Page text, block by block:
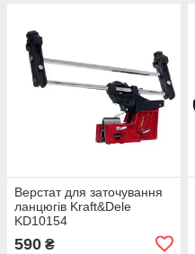
Верстат для заточування
ланцюгів Kraft&Dele
KD10154
590 ₴